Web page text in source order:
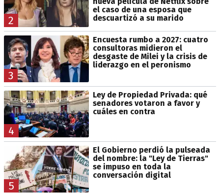
2
el caso de una esposa que
descuartizó a su marido
3
Encuesta rumbo a 2027: cuatro
consultoras midieron el
desgaste de Milei y la crisis de
liderazgo en el peronismo
4
Ley de Propiedad Privada: qué
senadores votaron a favor y
cuáles en contra
5
El Gobierno perdió la pulseada
del nombre: la "Ley de Tierras"
se impuso en toda la
conversación digital